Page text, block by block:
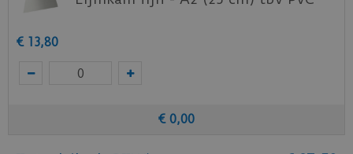
€ 13,80
€ 0,00